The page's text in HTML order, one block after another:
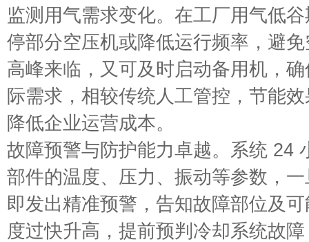
监测用气需求变化。在工厂用气低
停部分空压机或降低运行频率，避
高峰来临，又可及时启动备用机，
际需求，相较传统人工管控，节能
降低企业运营成本。
故障预警与防护能力卓越。系统 24
部件的温度、压力、振动等参数，
即发出精准预警，告知故障部位及
度过快升高，提前预判冷却系统故